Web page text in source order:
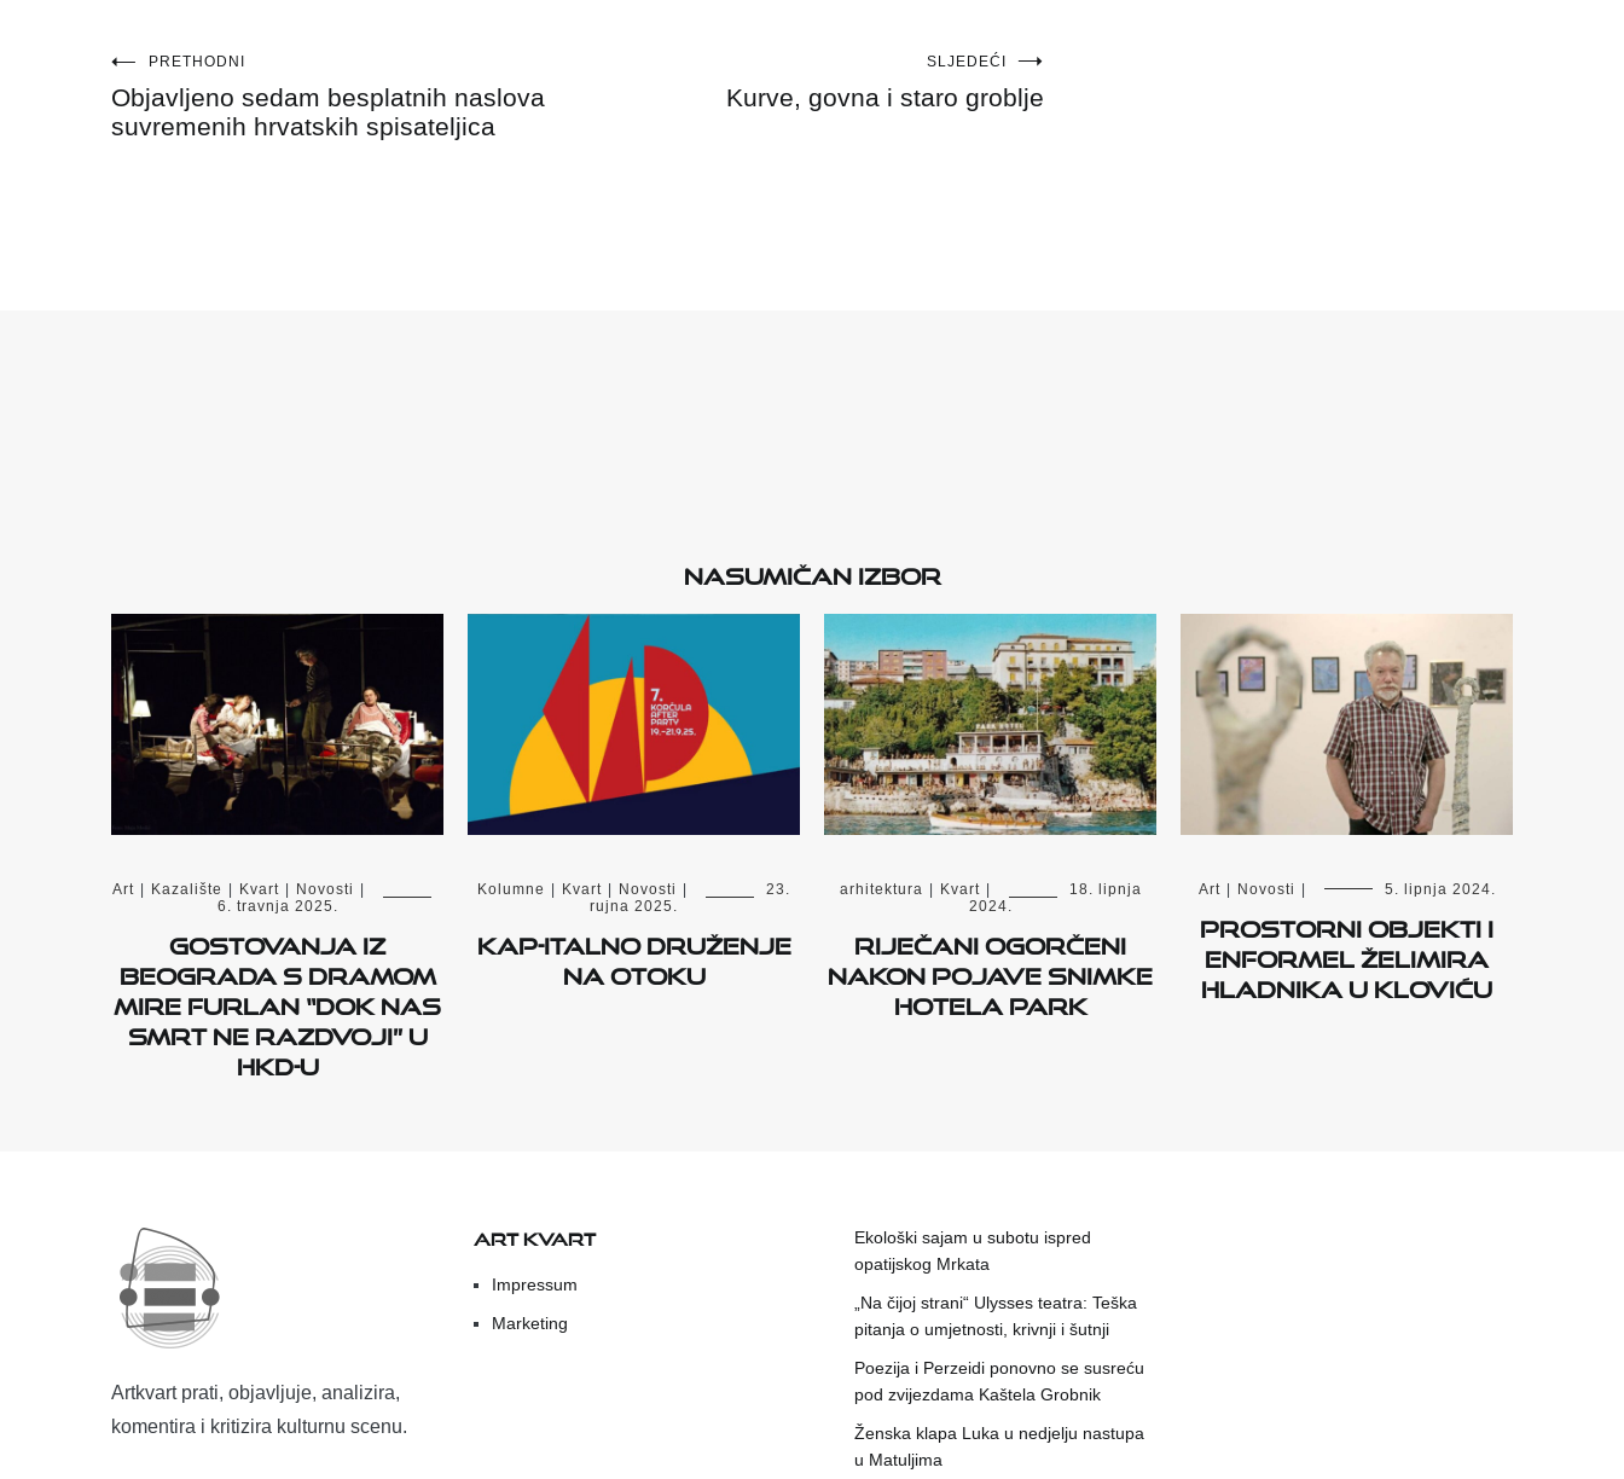
Navigacija
objava
PRETHODNI
Objavljeno sedam besplatnih naslova
suvremenih hrvatskih spisateljica
SLJEDEĆI
Kurve, govna i staro groblje
Nasumičan izbor
Art Kazalište Kvart Novosti
6. travnja 2025.
Gostovanja iz
Beograda s dramom
Mire Furlan “Dok nas
smrt ne razdvoji” u
HKD-u
Kolumne Kvart Novosti
23.
rujna 2025.
KAP-italno druženje
na otoku
arhitektura Kvart
18. lipnja
2024.
Riječani ogorčeni
nakon pojave snimke
Hotela Park
Art Novosti 5. lipnja 2024.
Prostorni objekti i
enformel Želimira
Hladnika u Kloviću
Artkvart prati, objavljuje, analizira,
komentira i kritizira kulturnu scenu.
ART KVART
Impressum
Marketing
Ekološki sajam u subotu ispred
opatijskog Mrkata
„Na čijoj strani“ Ulysses teatra: Teška
pitanja o umjetnosti, krivnji i šutnji
Poezija i Perzeidi ponovno se susreću
pod zvijezdama Kaštela Grobnik
Ženska klapa Luka u nedjelju nastupa
u Matuljima